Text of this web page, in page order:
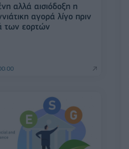
αλλά αισιόδοξη η
αγορά λίγο πριν
των εορτών